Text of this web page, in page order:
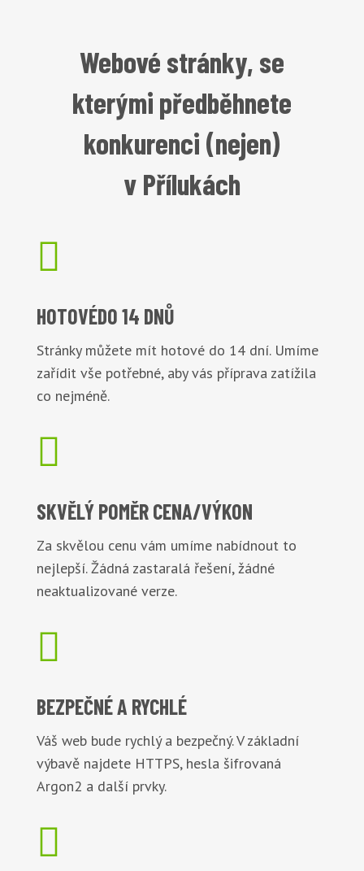
Webové stránky, se
kterými předběhnete
konkurenci (nejen)
v Přílukách

HOTOVÉDO 14 DNŮ
Stránky můžete mít hotové do 14 dní. Umíme
zařídit vše potřebné, aby vás příprava zatížila
co nejméně.

SKVĚLÝ POMĚRCENA/VÝKON
Za skvělou cenu vám umíme nabídnout to
nejlepší. Žádná zastaralá řešení, žádné
neaktualizované verze.

BEZPEČNÉA RYCHLÉ
Váš web bude rychlý a bezpečný. V základní
výbavě najdete HTTPS, hesla šifrovaná
Argon2 a další prvky.
